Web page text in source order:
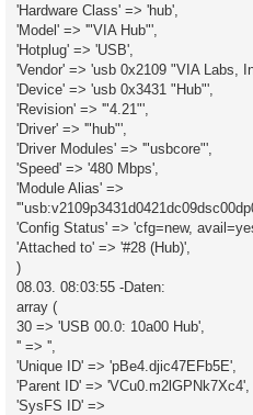
'Hardware Class' => 'hub',
'Model' => '"VIA Hub"',
'Hotplug' => 'USB',
'Vendor' => 'usb 0x2109 "VIA Labs,
'Device' => 'usb 0x3431 "Hub"',
'Revision' => '"4.21"',
'Driver' => '"hub"',
'Driver Modules' => '"usbcore"',
'Speed' => '480 Mbps',
'Module Alias' =>
'Config Status' => 'cfg=new,
'Attached to' => '#28 (Hub)',
)
08.03. 08:03:55 -Daten:
array (
30 => 'USB 00.0: 10a00 Hub',
'' => '',
'Unique ID' => 'pBe4.djic47EFb5E',
'Parent ID' => 'VCu0.m2lGPNk7Xc4',
'SysFS ID' =>